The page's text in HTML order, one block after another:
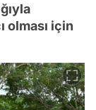
olması için